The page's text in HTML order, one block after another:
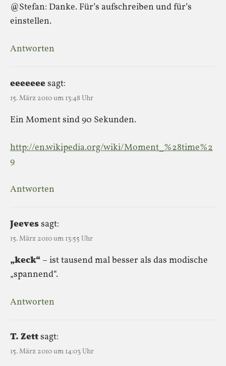
@Stefan: Danke. Für’s aufschreiben und für’s
einstellen.
Antworten
eeeeeeesagt:
15. März 2010 um 13:48 Uhr
Ein Moment sind 90 Sekunden.
http://en.wikipedia.org/wiki/Moment_%28time%2
9
Antworten
Jeevessagt:
15. März 2010 um 13:55 Uhr
„keck“ – ist tausend mal besser als das modische
„spannend“.
Antworten
T. Zettsagt:
15. März 2010 um 14:03 Uhr